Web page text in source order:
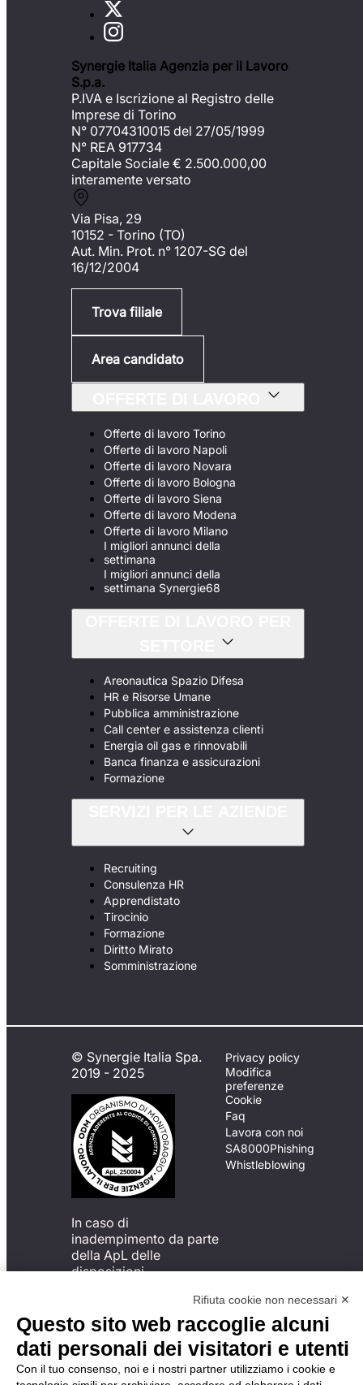
Synergie Italia Agenzia per il Lavoro
S.p.a.
P.IVA e Iscrizione al Registro delle
Imprese di Torino
N° 07704310015 del 27/05/1999
N° REA 917734
Capitale Sociale € 2.500.000,00
interamente versato
Via Pisa, 29
10152 - Torino (TO)
Aut. Min. Prot. n° 1207-SG del
16/12/2004
Trova filiale
Area candidato
Offerte di lavoro Torino
Offerte di lavoro Napoli
Offerte di lavoro Novara
Offerte di lavoro Bologna
Offerte di lavoro Siena
Offerte di lavoro Modena
Offerte di lavoro Milano
I migliori annunci della
settimana
I migliori annunci della
settimana Synergie68
Areonautica Spazio Difesa
HR e Risorse Umane
Pubblica amministrazione
Call center e assistenza clienti
Energia oil gas e rinnovabili
Banca finanza e assicurazioni
Formazione
Recruiting
Consulenza HR
Apprendistato
Tirocinio
Formazione
Diritto Mirato
Somministrazione
© Synergie Italia Spa.
2019 - 2025
In caso di
inadempimento da parte
della ApL delle
disposizioni
possibile presentare un
reclamo
all’Organismo di
Monitoraggio utilizzando
una delle modalità
Privacy policy
Modifica
preferenze
Cookie
Faq
Lavora con noi
SA8000Phishing
Whistleblowing
Rifiuta cookie non necessari ✕
Questo sito web raccoglie alcuni
dati personali dei visitatori e utenti
Con il tuo consenso, noi e i nostri partner utilizziamo i cookie e